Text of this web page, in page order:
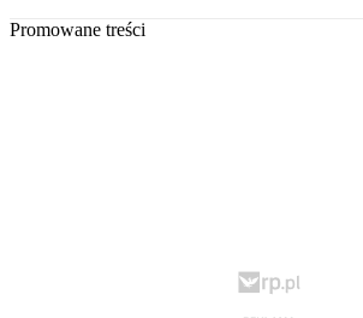
Promowane treści